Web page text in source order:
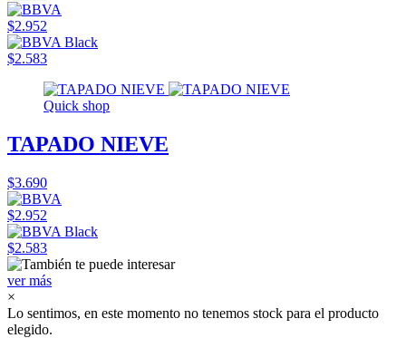
$2.952
$2.583
Quick shop
TAPADO NIEVE
$3.690
$2.952
$2.583
ver más
×
Lo sentimos, en este momento no tenemos stock para el producto
elegido.